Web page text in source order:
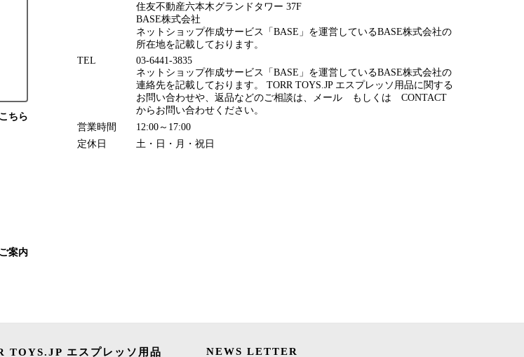
ちら
案内
住友不動産六本木グランドタワー 37F
BASE株式会社
ネットショップ作成サービス「BASE」を運営しているBASE株式会社の
所在地を記載しております。
TEL
03-6441-3835
ネットショップ作成サービス「BASE」を運営しているBASE株式会社の
連絡先を記載しております。 TORR TOYS.JP エスプレッソ用品に関する
お問い合わせや、返品などのご相談は、メール もしくは CONTACT
からお問い合わせください。
営業時間
12:00～17:00
定休日
土・日・月・祝日
TOYS.JP エスプレッソ用品 NEWS LETTER